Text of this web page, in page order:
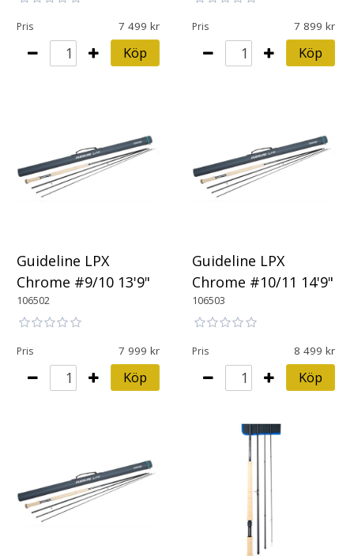
Pris 7 499
Köp
Pris 7 899
Köp
Guideline LPX
Chrome #9/10 13'9"
106502
Pris 7 999
Köp
Guideline LPX
Chrome #10/11 14'9"
106503
Pris 8 499
Köp